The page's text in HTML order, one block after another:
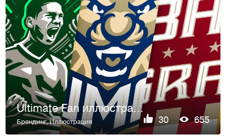
Ultimate Fan иллюстрации
Брендинг,Иллюстрация 30 655